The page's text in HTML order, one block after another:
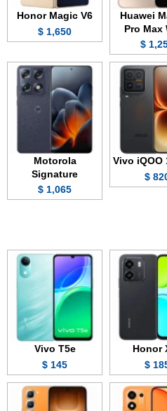
Huawei
Pro Max
Honor Magic V6
1,650 $
Vivo iQOO
820
Motorola
Signature
1,065 $
Honor
185
Vivo T5e
145 $